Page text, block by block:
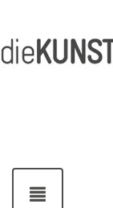
[1]
[2]
mit
Kontaktdaten
Navigation
ein-